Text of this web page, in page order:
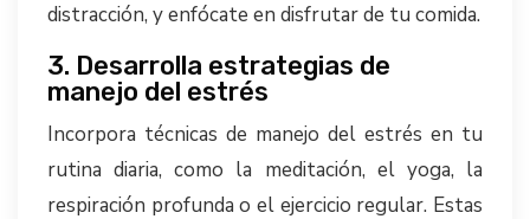
distracción, y enfócate en disfrutar de tu comida.
3. Desarrolla estrategias de
manejo del estrés
Incorpora técnicas de manejo del estrés en tu
rutina diaria, como la meditación, el yoga, la
respiración profunda o el ejercicio regular. Estas